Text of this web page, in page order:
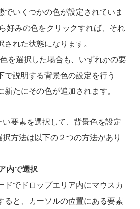
でいくつかの色が設定されていま
好みの色をクリックすれば、それ
された状態になります。
を選択した場合も、いずれかの要
で説明する背景色の設定を行う
新たにその色が追加されます。
い要素を選択して、背景色を設定
択方法は以下の２つの方法があり
内で選択
ドでドロップエリア内にマウスカ
ると、カーソルの位置にある要素